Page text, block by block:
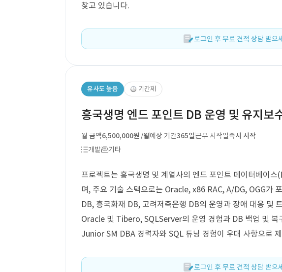
찾고 있습니다.
로그인 후 무료 견적 상담 받으
유사도 높음 기간제
흥국생명 엔드 포인트 DB 운영 및 유지보
월 금액6,500,000원 /월예상 기간365일근무 시작일즉시 시작
개발
기타
프로젝트는 흥국생명 및 계열사의 엔드 포인트 데이터베이
며, 주요 기술 스택으로는 Oracle, x86 RAC, A/DG, OGG가
DB, 흥국화재 DB, 고려저축은행 DB의 운영과 장애 대응 및
Oracle 및 Tibero, SQLServer의 운영 경험과 DB 백업 및 복
Junior SM DBA 경력자와 SQL 튜닝 경험이 우대 사항으로
로그인 후 무료 견적 상담 받으